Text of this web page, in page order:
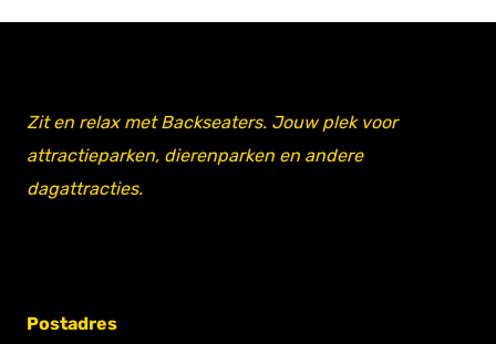
Zit en relax met Backseaters. Jouw plek voor
attractieparken, dierenparken en andere
dagattracties.
Postadres